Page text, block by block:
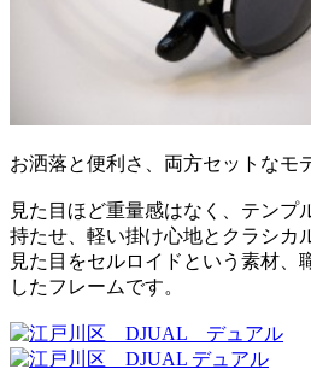
お洒落と便利さ、両方セットなモ
見た目ほど重量感はなく、テンプ
持たせ、軽い掛け心地とクラシカ
見た目をセルロイドという素材、
したフレームです。